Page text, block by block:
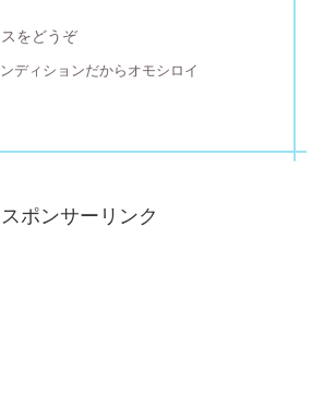
をどうぞ
ディションだからオモシロイ
スポンサーリンク